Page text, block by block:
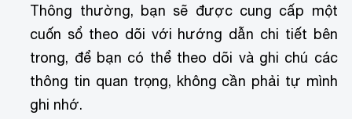
Thông thường, bạn sẽ được cung cấp một
cuốn sổ theo dõi với hướng dẫn chi tiết bên
trong, để bạn có thể theo dõi và ghi chú các
thông tin quan trọng, không cần phải tự mình
ghi nhớ.